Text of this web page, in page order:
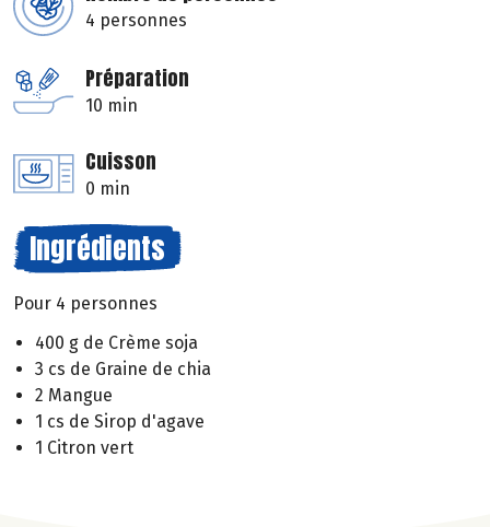
4 personnes
Préparation
10 min
Cuisson
0 min
Ingrédients
Pour 4 personnes
400 g de Crème soja
3 cs de Graine de chia
2 Mangue
1 cs de Sirop d'agave
1 Citron vert